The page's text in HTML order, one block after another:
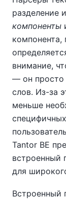
разделение
компоненты
внимание,
— он просто
слов. Из-за
меньше
Tantor BE
встроенный
для
Встроенный